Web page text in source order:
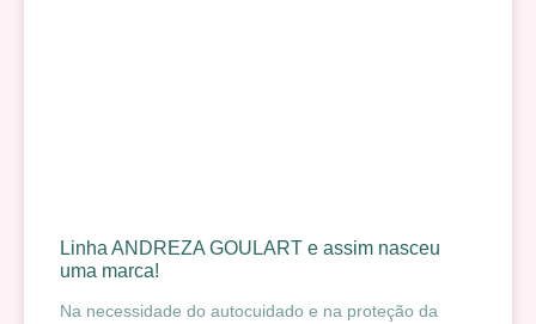
Linha ANDREZA GOULART e assim nasceu
uma marca!
Na necessidade do autocuidado e na proteção da